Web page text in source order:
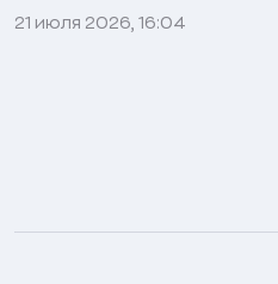
21 июля 2026, 16:04